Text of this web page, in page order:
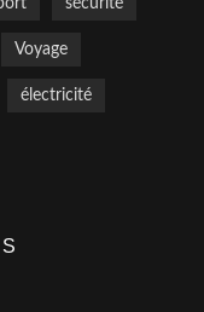
Voyage
électricité